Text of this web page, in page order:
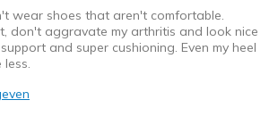
Feels true to size
I'm Really Into Shoes
wear shoes that aren't comfortable.
don't aggravate my arthritis and look nice
and super cushioning. Even my heel
less.